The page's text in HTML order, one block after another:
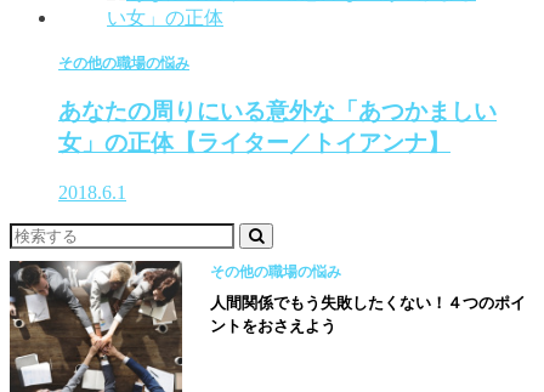
その他の職場の悩み
あなたの周りにいる意外な「あつかましい
女」の正体【ライター／トイアンナ】
2018.6.1
その他の職場の悩み
人間関係でもう失敗したくない！４つのポイ
ントをおさえよう